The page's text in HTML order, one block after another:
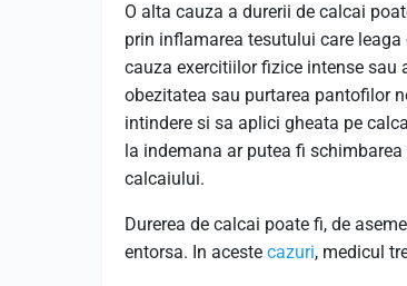
O alta cauza a durerii de calcai
prin inflamarea tesutului care
cauza exercitiilor fizice intense
obezitatea sau purtarea pantofilor
intindere si sa aplici gheata pe
la indemana ar putea fi
calcaiului.
Durerea de calcai poate fi, de
entorsa. In aceste cazuri, medicul